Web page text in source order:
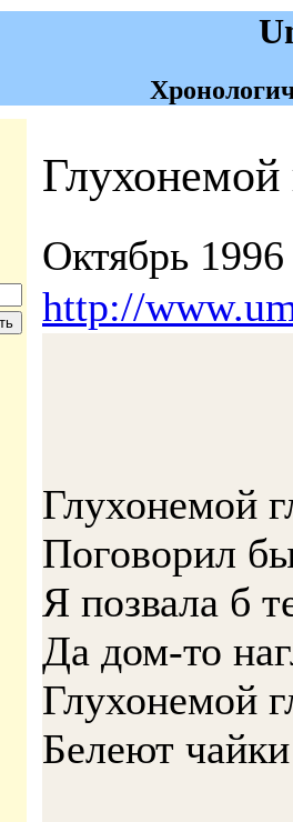
Глухонемой
Октябрь 1996
http://
Глухонемой
Поговорил
Я позвала б
Да дом-то
Глухонемой
Белеют